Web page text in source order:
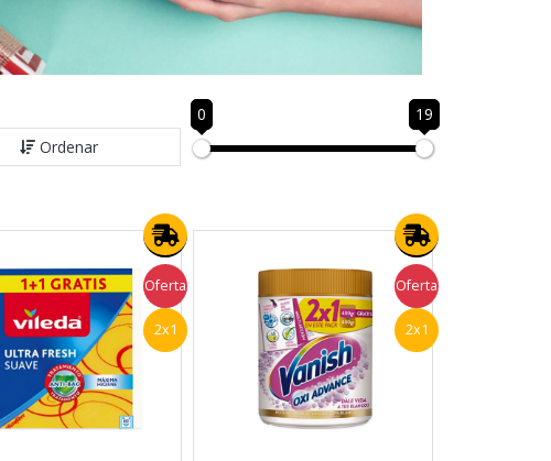
Ordenar
0 19
Oferta
2x1
Oferta
2x1